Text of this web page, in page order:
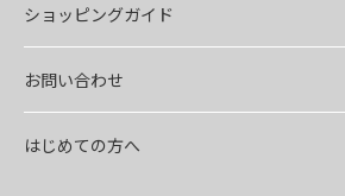
ショッピングガイド
お問い合わせ
はじめての方へ